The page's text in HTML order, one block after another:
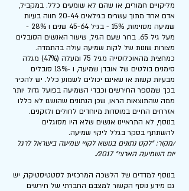
מליקויים חמורים, או שהם לא שומעים כלל. במקביל,
אדם אחד מתוך עשרים בגילאים 20-44 חווה בעיות
שמיעה מסוימות, 15% - בגיל 45-64 שנים ו 28% -
מעל גיל 65. ברור שעם הגיל, שיעור האנשים הסובלים
מצורות שונות של לקות שמיעה עולה בהתמדה.
כמחצית מהאוכלוסייה מגיל 75 ומעלה (47%) מגלה
סימנים בולטים של אובדן שמיעה, ו -13% סובלים
מבעיות קשות או שאינם יכולים לשמוע כלל. יש להכיר
בכך שמספר החירשים וכבדי השמיעה בפועל גדול יותר
ממה שהתוצאות הראו, שכן הנתונים שהושגו לא כללו
אזרחים החיים במוסדות מיוחדים לחולים ולזקנים.
בנוסף, לא התראיינו אנשים שלא היו מסוגלים
להשתתף בסקר בגלל ליקוי שמיעה.
/מקור: "לקט נתונים בנושא לקויי שמיעה בישראל לרגל
יום השמיעה הארצי" 2017/.
בנוסף למדדים של הלשכה המרכזית לסטטיסטיקה, יש
גם מידע נוסף הקשור למצבם החברתי של חירשים